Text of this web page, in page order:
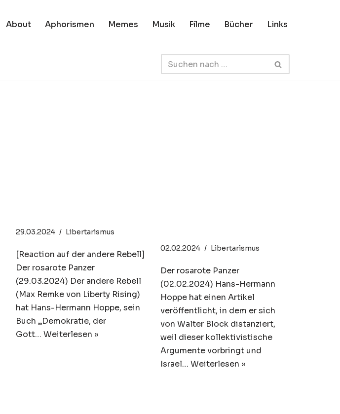
About Aphorismen Memes Musik Filme Bücher Links
29.03.2024 Libertarismus
[Reaction auf der andere Rebell]
Der rosarote Panzer
(29.03.2024) Der andere Rebell
(Max Remke von Liberty Rising)
hat Hans-Hermann Hoppe, sein
Buch „Demokratie, der
Gott… Weiterlesen »
02.02.2024 Libertarismus
Der rosarote Panzer
(02.02.2024) Hans-Hermann
Hoppe hat einen Artikel
veröffentlicht, in dem er sich
von Walter Block distanziert,
weil dieser kollektivistische
Argumente vorbringt und
Israel… Weiterlesen »